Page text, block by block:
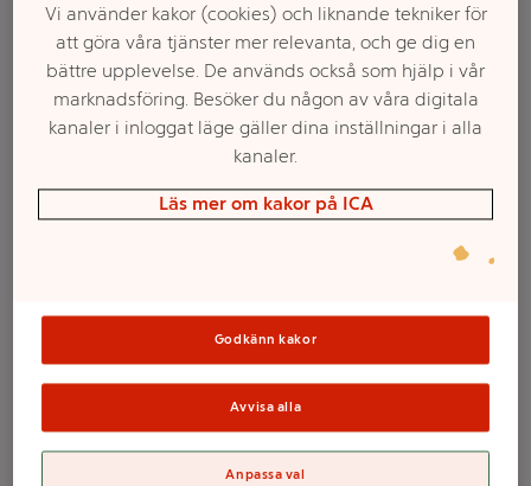
Master-Touch E-
5750 Weber
Varumärke
Välj butik och handla
Sortimentet kan variera mellan butikerna
Vi använder kakor (cookies) och liknande tekniker för
att göra våra tjänster mer relevanta, och ge dig en
bättre upplevelse. De används också som hjälp i vår
marknadsföring. Besöker du någon av våra digitala
kanaler i inloggat läge gäller dina inställningar i alla
kanaler.
Läs mer om kakor på ICA
Godkänn kakor
Avvisa alla
Anpassa val